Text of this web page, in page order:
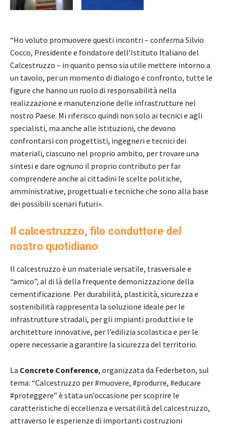
“Ho voluto promuovere questi incontri – conferma Silvio
Cocco, Presidente e fondatore dell’Istituto Italiano del
Calcestruzzo – in quanto penso sia utile mettere intorno a
un tavolo, per un momento di dialogo e confronto, tutte le
figure che hanno un ruolo di responsabilità nella
realizzazione e manutenzione delle infrastrutture nel
nostro Paese. Mi riferisco quindi non solo ai tecnici e agli
specialisti, ma anche alle istituzioni, che devono
confrontarsi con progettisti, ingegneri e tecnici dei
materiali, ciascuno nel proprio ambito, per trovare una
sintesi e dare ognuno il proprio contributo per far
comprendere anche ai cittadini le scelte politiche,
amministrative, progettuali e tecniche che sono alla base
dei possibili scenari futuri».
Il calcestruzzo, filo conduttore del
nostro quotidiano
Il calcestruzzo è un materiale versatile, trasversale e
“amico”, al di là della frequente demonizzazione della
cementificazione. Per durabilità, plasticità, sicurezza e
sostenibilità rappresenta la soluzione ideale per le
infrastrutture stradali, per gli impianti produttivi e le
architetture innovative, per l’edilizia scolastica e per le
opere necessarie a garantire la sicurezza del territorio.
La Concrete Conference, organizzata da Federbeton, sul
tema: “Calcestruzzo per #muovere, #produrre, #educare
#proteggere” è stata un’occasione per scoprire le
caratteristiche di eccellenza e versatilità del calcestruzzo,
attraverso le esperienze di importanti costruzioni